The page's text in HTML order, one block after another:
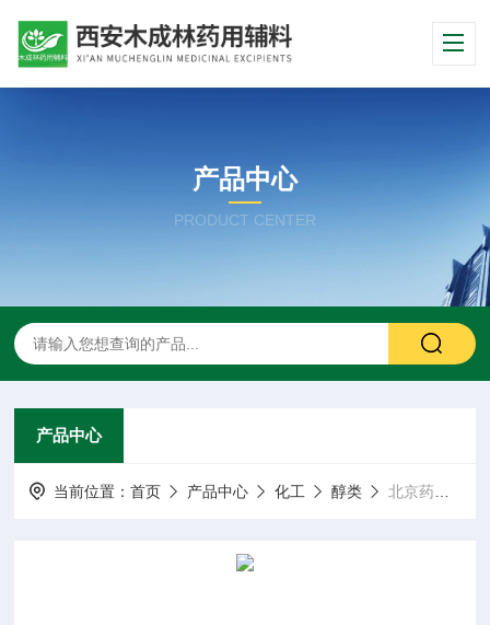
产品中心
PRODUCT CENTER
产品中心
当前位置：首页 产品中心 化工 醇类 北京药用级厂家加工